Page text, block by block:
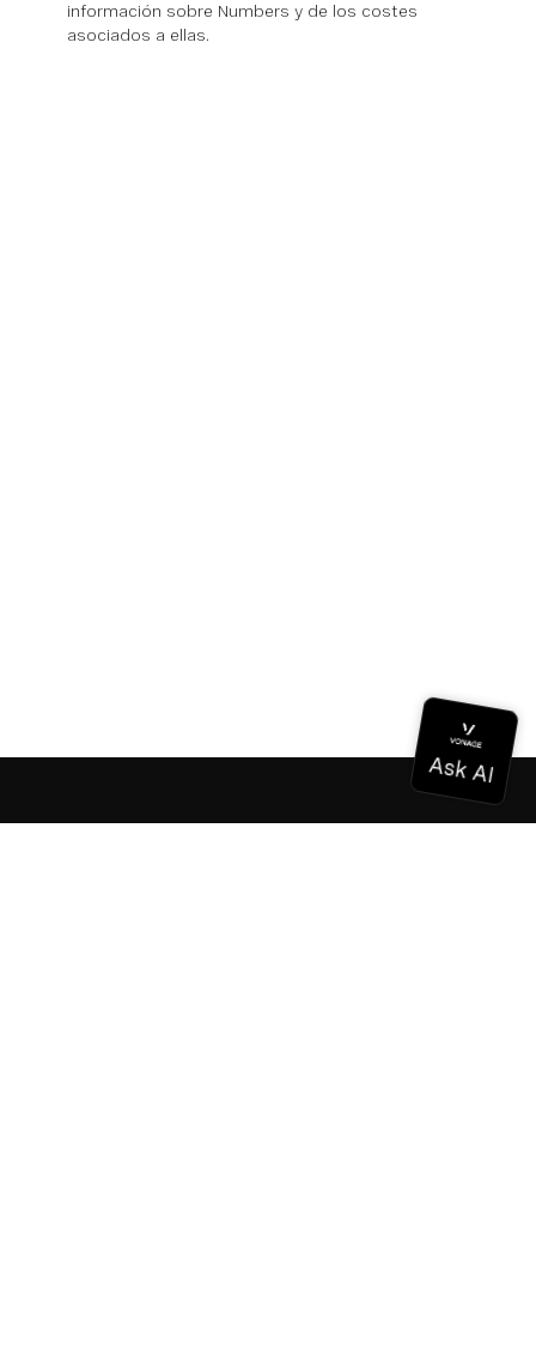
información sobre Numbers y de los costes
asociados a ellas.